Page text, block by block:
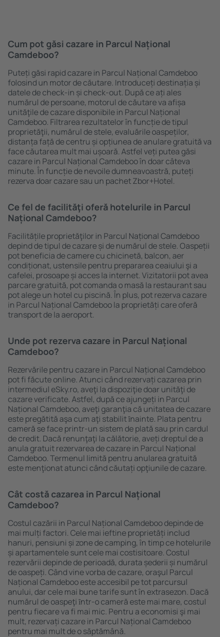
Cum pot găsi cazare in Parcul Național
Camdeboo?
Puteți găsi rapid cazare in Parcul Național Camdeboo
folosind un motor de căutare. Introduceți destinația și
datele de check-in și check-out. După ce ați ales
numărul de persoane, motorul de căutare va afișa
unităţile de cazare disponibile in Parcul Național
Camdeboo. Filtrarea rezultatelor în funcție de tipul
proprietăţii, numărul de stele, evaluările oaspeților,
distanța față de centru și opțiunea de anulare gratuită va
face căutarea mult mai ușoară. Astfel veți putea găsi
cazare in Parcul Național Camdeboo în doar câteva
minute. În funcție de nevoile dumneavoastră, puteți
rezerva doar cazare sau un pachet Zbor+Hotel.
Ce fel de facilităţi oferă hotelurile in Parcul
Național Camdeboo?
Facilitățile proprietăţilor in Parcul Național Camdeboo
depind de tipul de cazare și de numărul de stele. Oaspeții
pot beneficia de camere cu chicinetă, balcon, aer
condiționat, ustensile pentru prepararea ceaiului şi a
cafelei, prosoape și acces la internet. Vizitatorii pot avea
parcare gratuită, pot comanda o masă la restaurant sau
pot alege un hotel cu piscină. În plus, pot rezerva cazare
in Parcul Național Camdeboo la proprietăți care oferă
transport de la aeroport.
Unde pot rezerva cazare in Parcul Național
Camdeboo?
Rezervările pentru cazare in Parcul Național Camdeboo
pot fi făcute online. Atunci când rezervați cazarea prin
intermediul eSky.ro, aveţi la dispoziţie doar unităţi de
cazare verificate. Astfel, după ce ajungeți in Parcul
Național Camdeboo, aveţi garanţia că unitatea de cazare
este pregătită aşa cum aţi stabilit ȋnainte. Plata pentru
cameră se face printr-un sistem de plată sau prin cardul
de credit. Dacă renunţaţi la călătorie, aveți dreptul de a
anula gratuit rezervarea de cazare in Parcul Național
Camdeboo. Termenul limită pentru anularea gratuită
este menţionat atunci când căutați opţiunile de cazare.
Cât costă cazarea in Parcul Național
Camdeboo?
Costul cazării in Parcul Național Camdeboo depinde de
mai mulți factori. Cele mai ieftine proprietăți includ
hanuri, pensiuni și zone de camping, în timp ce hotelurile
și apartamentele sunt cele mai costisitoare. Costul
rezervării depinde de perioadă, durata șederii și numărul
de oaspeți. Când vine vorba de cazare, oraşul Parcul
Național Camdeboo este accesibil pe tot parcursul
anului, dar cele mai bune tarife sunt în extrasezon. Dacă
numărul de oaspeţi ȋntr-o cameră este mai mare, costul
pentru fiecare va fi mai mic. Pentru a economisi şi mai
mult, rezervați cazare in Parcul Național Camdeboo
pentru mai mult de o săptămână.